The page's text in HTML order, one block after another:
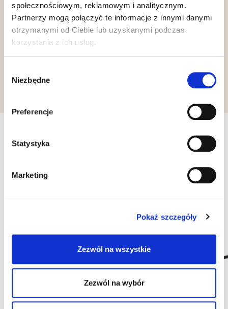
społecznościowym, reklamowym i analitycznym.
Partnerzy mogą połączyć te informacje z innymi danymi
otrzymanymi od Ciebie lub uzyskanymi podczas
korzystania z ich usług.
zgody
Niezbędne
Preferencje
Statystyka
Marketing
Pokaż szczegóły
Zezwól na wszystkie
Zezwól na wybór
Gluten Free Vegan
Inne produkty, które mogą Cię